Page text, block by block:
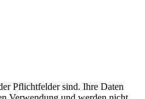
Pflichtfelder sind. Ihre Daten